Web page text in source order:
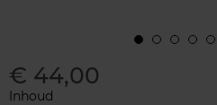
€ 44,00
Inhoud